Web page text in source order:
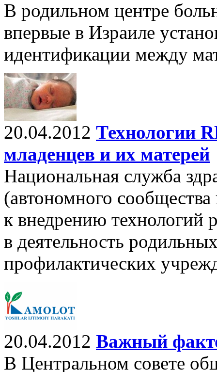
В родильном центре
впервые в Израиле
идентификации между
20.04.2012 Технологии
младенцев и их матерей
Национальная служба
(автономного
к внедрению технологий
в деятельность
профилактических
20.04.2012 Важный
В Центральном совете